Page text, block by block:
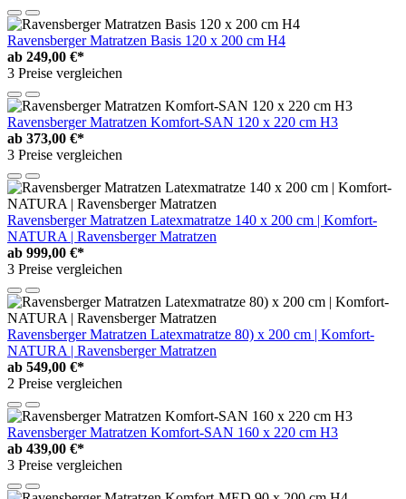
Ravensberger Matratzen Basis 120 x 200 cm H4
ab 249,00 €*
3 Preise vergleichen
Ravensberger Matratzen Komfort-SAN 120 x 220 cm H3
ab 373,00 €*
3 Preise vergleichen
Ravensberger Matratzen Latexmatratze 140 x 200 cm | Komfort-
NATURA | Ravensberger Matratzen
ab 999,00 €*
3 Preise vergleichen
Ravensberger Matratzen Latexmatratze 80) x 200 cm | Komfort-
NATURA | Ravensberger Matratzen
ab 549,00 €*
2 Preise vergleichen
Ravensberger Matratzen Komfort-SAN 160 x 220 cm H3
ab 439,00 €*
3 Preise vergleichen